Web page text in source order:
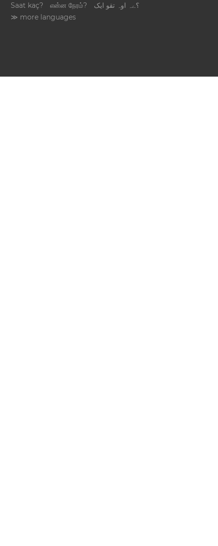
Saat kaç?
என்ன நேரம்?
؟ےہ اوہ تقو ایک
≫ more languages